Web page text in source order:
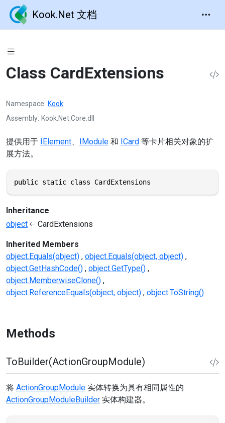
Kook.Net 文档
Class CardExtensions
Namespace Kook
Assembly Kook.Net.Core.dll
提供用于 IElement IModule 和 ICard 等卡片相关对象的扩
展方法。
public static class CardExtensions
Inheritance
object
CardExtensions
Inherited Members
object.Equals(object) object.Equals(object, object)
object.GetHashCode() object.GetType()
object.MemberwiseClone()
object.ReferenceEquals(object, object) object.ToString()
Methods
ToBuilder(ActionGroupModule)
将 ActionGroupModule 实体转换为具有相同属性的
ActionGroupModuleBuilder 实体构建器。